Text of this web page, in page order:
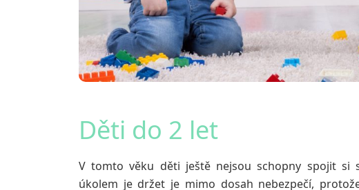
Děti do 2 let
V tomto věku děti ještě nejsou schopny spojit si
úkolem je držet je mimo dosah nebezpečí,